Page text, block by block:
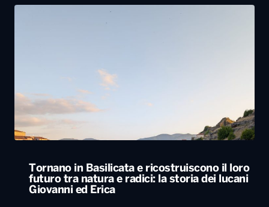
Tornano in Basilicata e ricostruiscono il loro
futuro tra natura e radici: la storia dei lucani
Giovanni ed Erica